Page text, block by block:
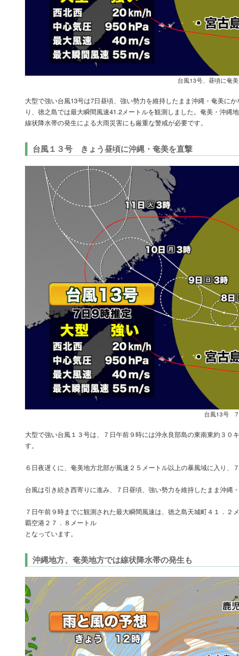
台風13号、昼頃に奄
大型で強い台風13号は7日昼頃、強い勢力を維持したまま沖縄・奄美に
り、徳之島では最大瞬間風速41.2メートルを観測しました。奄美・沖
線状降水帯の発生による大雨災害にも厳重な警戒が必要です。
台風１３号 きょう昼頃に沖縄・奄美を直撃
台風13号 7
大型で強い台風１３号は、７日午前９時には沖永良部島の東南東約３
す。
６日夜遅くに、奄美地方北部が風速２５メートル以上の暴風域に入り
台風は引き続き西寄りに進み、７日昼頃、強い勢力を維持したまま沖
７日午前９時までに観測された最大瞬間風速は、徳之島天城町４１．
覇空港２７．８メートル
となっています。
沖縄地方、奄美地方では線状降水帯の発生も